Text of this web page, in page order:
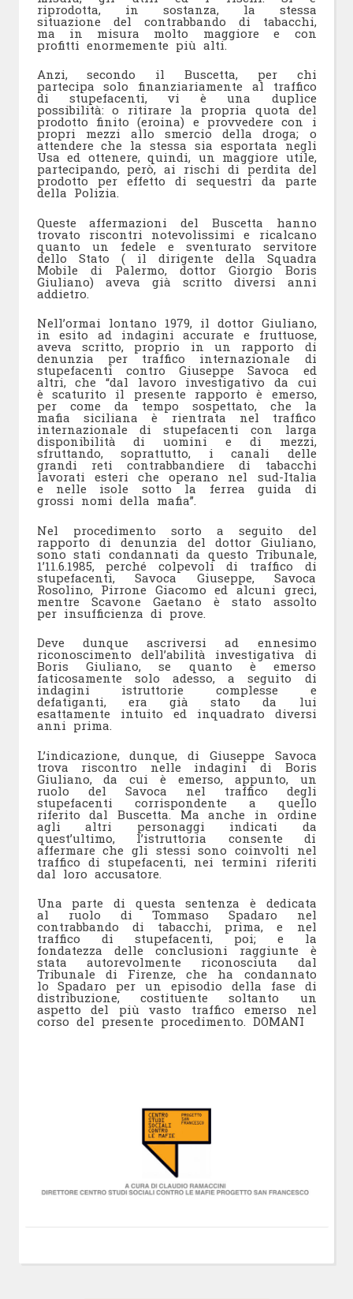
riprodotta, in sostanza, la stessa
situazione del contrabbando di tabacchi,
ma in misura molto maggiore e con
profitti enormemente più alti.
Anzi, secondo il Buscetta, per chi
partecipa solo finanziariamente al traffico
di stupefacenti, vi è una duplice
possibilità: o ritirare la propria quota del
prodotto finito (eroina) e provvedere con i
propri mezzi allo smercio della droga; o
attendere che la stessa sia esportata negli
Usa ed ottenere, quindi, un maggiore utile,
partecipando, però, ai rischi di perdita del
prodotto per effetto di sequestri da parte
della Polizia.
Queste affermazioni del Buscetta hanno
trovato riscontri notevolissimi e ricalcano
quanto un fedele e sventurato servitore
dello Stato ( il dirigente della Squadra
Mobile di Palermo, dottor Giorgio Boris
Giuliano) aveva già scritto diversi anni
addietro.
Nell’ormai lontano 1979, il dottor Giuliano,
in esito ad indagini accurate e fruttuose,
aveva scritto, proprio in un rapporto di
denunzia per traffico internazionale di
stupefacenti contro Giuseppe Savoca ed
altri, che “dal lavoro investigativo da cui
è scaturito il presente rapporto è emerso,
per come da tempo sospettato, che la
mafia siciliana è rientrata nel traffico
internazionale di stupefacenti con larga
disponibilità di uomini e di mezzi,
sfruttando, soprattutto, i canali delle
grandi reti contrabbandiere di tabacchi
lavorati esteri che operano nel sud-Italia
e nelle isole sotto la ferrea guida di
grossi nomi della mafia”.
Nel procedimento sorto a seguito del
rapporto di denunzia del dottor Giuliano,
sono stati condannati da questo Tribunale,
1’11.6.1985, perché colpevoli di traffico di
stupefacenti, Savoca Giuseppe, Savoca
Rosolino, Pirrone Giacomo ed alcuni greci,
mentre Scavone Gaetano è stato assolto
per insufficienza di prove.
Deve dunque ascriversi ad ennesimo
riconoscimento dell’abilità investigativa di
Boris Giuliano, se quanto è emerso
faticosamente solo adesso, a seguito di
indagini istruttorie complesse e
defatiganti, era già stato da lui
esattamente intuito ed inquadrato diversi
anni prima.
L’indicazione, dunque, di Giuseppe Savoca
trova riscontro nelle indagini di Boris
Giuliano, da cui è emerso, appunto, un
ruolo del Savoca nel traffico degli
stupefacenti corrispondente a quello
riferito dal Buscetta. Ma anche in ordine
agli altri personaggi indicati da
quest’ultimo, l’istruttoria consente di
affermare che gli stessi sono coinvolti nel
traffico di stupefacenti, nei termini riferiti
dal loro accusatore.
Una parte di questa sentenza è dedicata
al ruolo di Tommaso Spadaro nel
contrabbando di tabacchi, prima, e nel
traffico di stupefacenti, poi; e la
fondatezza delle conclusioni raggiunte è
stata autorevolmente riconosciuta dal
Tribunale di Firenze, che ha condannato
lo Spadaro per un episodio della fase di
distribuzione, costituente soltanto un
aspetto del più vasto traffico emerso nel
corso del presente procedimento. DOMANI